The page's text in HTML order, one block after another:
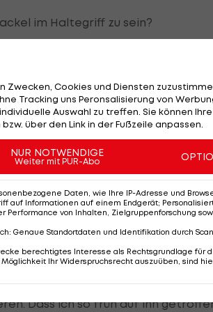
im Haltegriff zu sein?
raus gekommen. Aber beim
einer Doppel-Mühle vorstellen:
nicht, hat er mich im Festhalter.
nur zu weit in der Matte, da
wenn ich raus gekommen wäre,
Sekunden Waza-ari und Yuko
hast, dass du schon in Runde 2
war einer von fünf Kämpfern, wo ich
Dass ich so früh auf ihn
Zwecken, Cookies und Diensten
Tracking uns Peronsalisierung von
Auswahl zu treffen. Sie können
über den Link in der Fußzeile anpassen.
NUR NOTWENDIGE
Weiter mit PUR-Abo
Daten, wie Ihre IP-Adresse und
auf Informationen auf einem Endgerät;
Performance von Inhalten, Zielgruppenforschung
: Genaue Standortdaten und Identifikation durch
berechtigtes Interesse als Rechtsgrundlage für
Ihr Widerspruchsrecht auszuüben, sind